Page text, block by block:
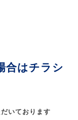
合はチラシ
いております